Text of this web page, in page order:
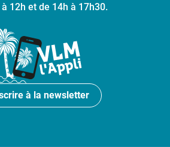
12h et de 14h à 17h30.
à la newsletter